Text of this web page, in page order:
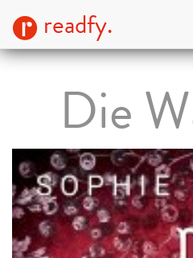
readfy.
Die